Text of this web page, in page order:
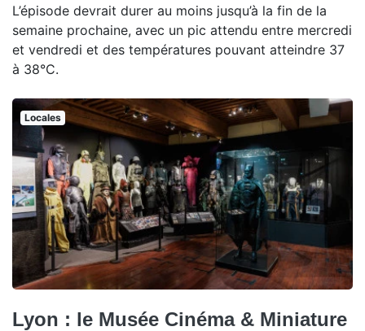
L’épisode devrait durer au moins jusqu’à la fin de la
semaine prochaine, avec un pic attendu entre mercredi
et vendredi et des températures pouvant atteindre 37
à 38°C.
Locales
Lyon : le Musée Cinéma & Miniature